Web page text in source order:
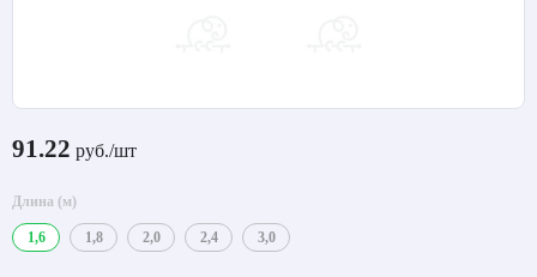
91.22 руб./шт
Длина (м)
1,6 1,8 2,0 2,4 3,0